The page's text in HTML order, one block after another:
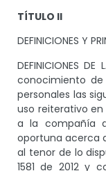
TÍTULO II
DEFINICIONES Y
DEFINICIONES DE
conocimiento
personales las
uso reiterativo en
a la compañía
oportuna acerca
al tenor de lo
1581 de 2012 y